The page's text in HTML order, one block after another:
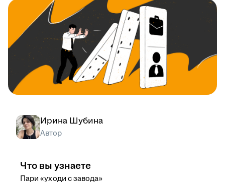
Ирина Шубина
Автор
Что вы узнаете
Пари «уходи с завода»